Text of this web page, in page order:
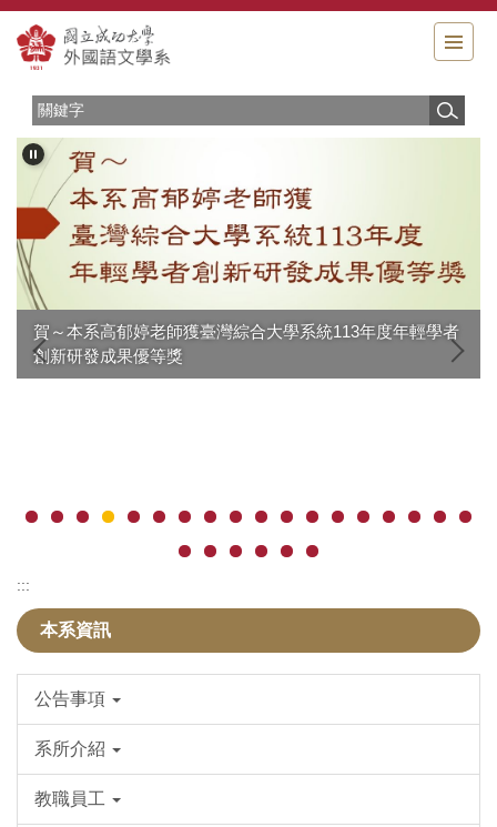
跳
到
主
區
賀～ 本系高郁婷老師獲 臺灣綜合大學系統113年度 年輕學者
創新研發成果優等獎
:::
本系資訊
公告事項
系所介紹
教職員工